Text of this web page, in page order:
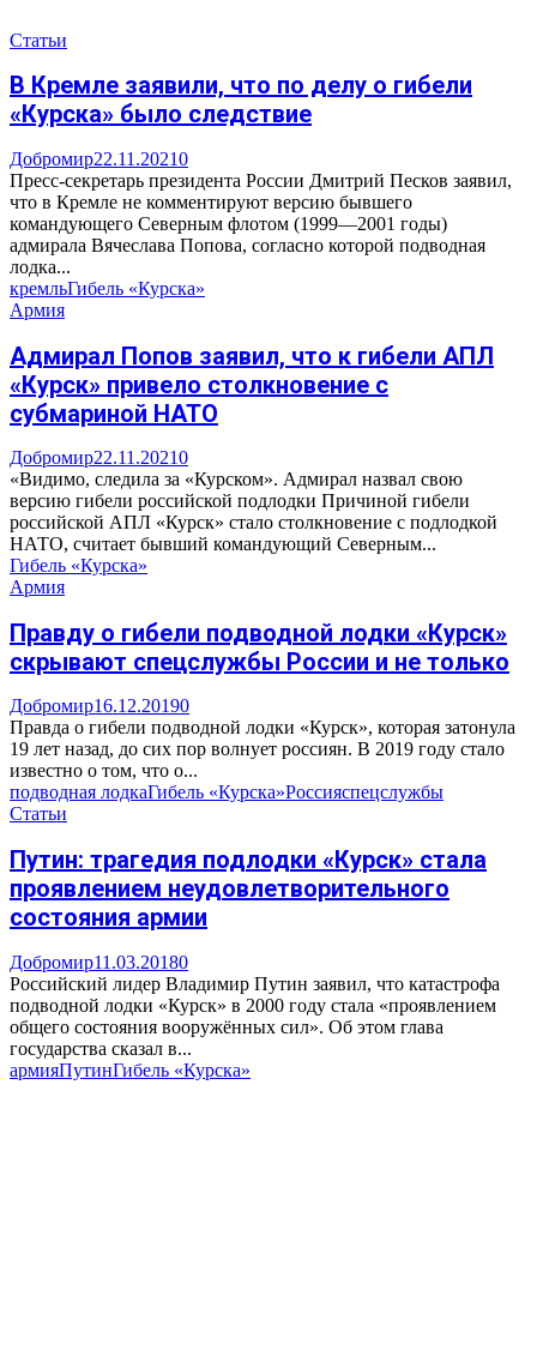
Статьи
В Кремле заявили, что по делу о гибели
«Курска» было следствие
Добромир22.11.20210
Пресс-секретарь президента России Дмитрий Песков заявил,
что в Кремле не комментируют версию бывшего
командующего Северным флотом (1999—2001 годы)
адмирала Вячеслава Попова, согласно которой подводная
лодка...
кремльГибель «Курска»
Армия
Адмирал Попов заявил, что к гибели АПЛ
«Курск» привело столкновение с
субмариной НАТО
Добромир22.11.20210
«Видимо, следила за «Курском». Адмирал назвал свою
версию гибели российской подлодки Причиной гибели
российской АПЛ «Курск» стало столкновение с подлодкой
НАТО, считает бывший командующий Северным...
Гибель «Курска»
Армия
Правду о гибели подводной лодки «Курск»
скрывают спецслужбы России и не только
Добромир16.12.20190
Правда о гибели подводной лодки «Курск», которая затонула
19 лет назад, до сих пор волнует россиян. В 2019 году стало
известно о том, что о...
подводная лодкаГибель «Курска»Россияспецслужбы
Статьи
Путин: трагедия подлодки «Курск» стала
проявлением неудовлетворительного
состояния армии
Добромир11.03.20180
Российский лидер Владимир Путин заявил, что катастрофа
подводной лодки «Курск» в 2000 году стала «проявлением
общего состояния вооружённых сил». Об этом глава
государства сказал в...
армияПутинГибель «Курска»